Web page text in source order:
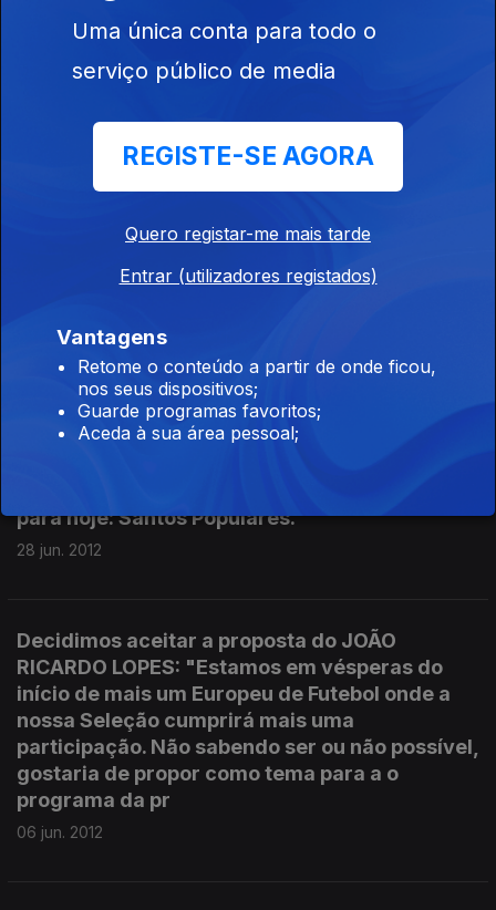
Margarida Mercês de Mello e Carlos Amaral
Dias conversam sobre o que seria desejável
mudar no futuro e o que convinha que não
Carlos Amaral Dias e Margarida Mercês de
uma pessoa mentalmente saudável. Será que
corresponde à realidade?
05 jul. 2012
para hoje: Santos Populares.
28 jun. 2012
Decidimos aceitar a proposta do JOÃO
RICARDO LOPES: "Estamos em vésperas do
início de mais um Europeu de Futebol onde a
nossa Seleção cumprirá mais uma
participação. Não sabendo ser ou não possível,
gostaria de propor como tema para a o
programa da pr
06 jun. 2012
Uma única conta para todo o
serviço público de media
REGISTE-SE AGORA
Quero registar-me mais tarde
Entrar (utilizadores registados)
Vantagens
Retome o conteúdo a partir de onde ficou,
nos seus dispositivos;
Guarde programas favoritos;
Aceda à sua área pessoal;